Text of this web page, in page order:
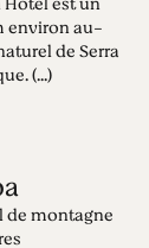
environ au-
de Serra
(...)
de montagne